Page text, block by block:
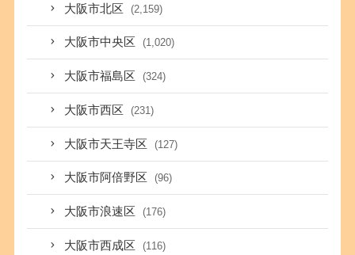
大阪市北区 (2,159)
大阪市中央区 (1,020)
大阪市福島区 (324)
大阪市西区 (231)
大阪市天王寺区 (127)
大阪市阿倍野区 (96)
大阪市浪速区 (176)
大阪市西成区 (116)